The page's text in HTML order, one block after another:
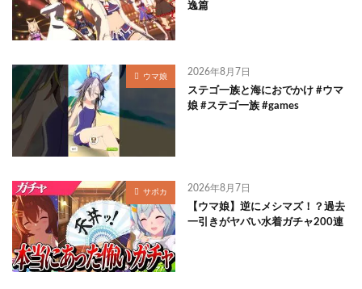
逸篇
ウマ娘 2026年8月7日
ステゴ一族と海におでかけ #ウマ
娘 #ステゴ一族 #games
サポカ 2026年8月7日
【ウマ娘】逆にメシマズ！？過去
一引きがヤバい水着ガチャ200連